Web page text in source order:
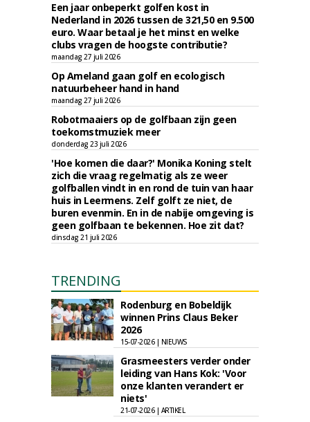
Een jaar onbeperkt golfen kost in
Nederland in 2026 tussen de 321,50 en 9.500
euro. Waar betaal je het minst en welke
clubs vragen de hoogste contributie?
maandag 27 juli 2026
Op Ameland gaan golf en ecologisch
natuurbeheer hand in hand
maandag 27 juli 2026
Robotmaaiers op de golfbaan zijn geen
toekomstmuziek meer
donderdag 23 juli 2026
'Hoe komen die daar?' Monika Koning stelt
zich die vraag regelmatig als ze weer
golfballen vindt in en rond de tuin van haar
huis in Leermens. Zelf golft ze niet, de
buren evenmin. En in de nabije omgeving is
geen golfbaan te bekennen. Hoe zit dat?
dinsdag 21 juli 2026
TRENDING
Rodenburg en Bobeldijk
winnen Prins Claus Beker
2026
15-07-2026 | NIEUWS
Grasmeesters verder onder
leiding van Hans Kok: 'Voor
onze klanten verandert er
niets'
21-07-2026 | ARTIKEL